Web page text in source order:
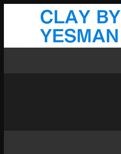
CLAY BY
YESMAN